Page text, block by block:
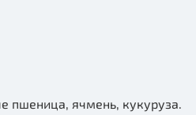
пшеница, ячмень, кукуруза.